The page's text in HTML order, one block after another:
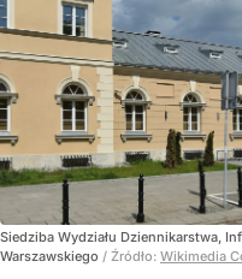
Siedziba Wydziału Dziennikarstwa,
Warszawskiego / Źródło: Wikimedia